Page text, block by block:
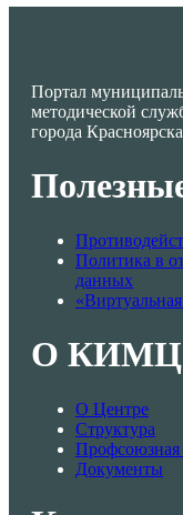
Портал
методической
города Красноярска
Политика в
данных
О КИМЦ
О Центре
Структура
Профсоюзная
Документы